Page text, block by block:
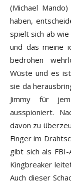
(Michael
haben,
spielt sich ab wie
und das meine
bedrohen
Wüste und es
sie da
Jimmy für
ausspioniert.
davon zu
Finger im
gibt sich als
Kingbreaker
Auch dieser